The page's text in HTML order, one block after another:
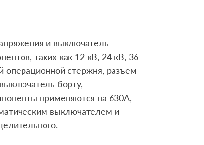
и выключатель
таких как 12 кВ, 24 кВ, 36
операционной стержня, разъем
борту,
применяются на 630А,
выключателем и